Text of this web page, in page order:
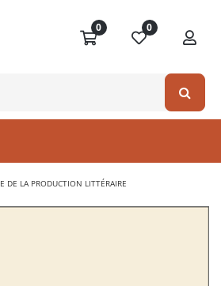
0 0
DE LA PRODUCTION LITTÉRAIRE